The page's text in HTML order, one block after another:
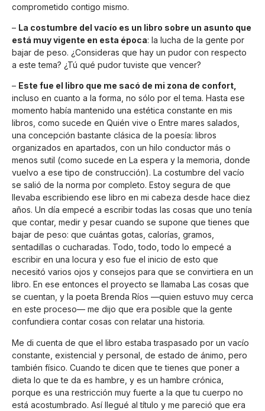
comprometido contigo mismo.
– La costumbre del vacío es un libro sobre un asunto que
está muy vigente en esta época: la lucha de la gente por
bajar de peso. ¿Consideras que hay un pudor con respecto
a este tema? ¿Tú qué pudor tuviste que vencer?
– Este fue el libro que me sacó de mi zona de confort,
incluso en cuanto a la forma, no sólo por el tema. Hasta ese
momento había mantenido una estética constante en mis
libros, como sucede en Quién vive o Entre mares salados,
una concepción bastante clásica de la poesía: libros
organizados en apartados, con un hilo conductor más o
menos sutil (como sucede en La espera y la memoria, donde
vuelvo a ese tipo de construcción). La costumbre del vacío
se salió de la norma por completo. Estoy segura de que
llevaba escribiendo ese libro en mi cabeza desde hace diez
años. Un día empecé a escribir todas las cosas que uno tenía
que contar, medir y pesar cuando se supone que tienes que
bajar de peso: que cuántas gotas, calorías, gramos,
sentadillas o cucharadas. Todo, todo, todo lo empecé a
escribir en una locura y eso fue el inicio de esto que
necesitó varios ojos y consejos para que se convirtiera en un
libro. En ese entonces el proyecto se llamaba Las cosas que
se cuentan, y la poeta Brenda Ríos —quien estuvo muy cerca
en este proceso— me dijo que era posible que la gente
confundiera contar cosas con relatar una historia.
Me di cuenta de que el libro estaba traspasado por un vacío
constante, existencial y personal, de estado de ánimo, pero
también físico. Cuando te dicen que te tienes que poner a
dieta lo que te da es hambre, y es un hambre crónica,
porque es una restricción muy fuerte a la que tu cuerpo no
está acostumbrado. Así llegué al título y me pareció que era